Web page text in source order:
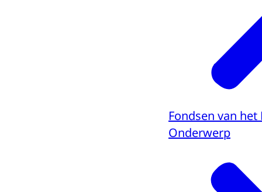
Fondsen van het
Onderwerp